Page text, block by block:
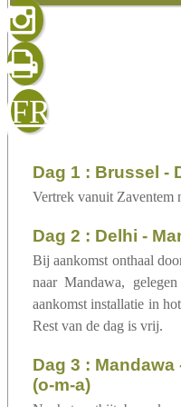
FR
gelezen
sluiten
dag 1 : Brussel -
Vertrek vanuit Zaventem
dag 2 : Delhi -
Bij aankomst onthaal
naar Mandawa,
aankomst installatie in
Rest van de dag is vrij.
dag 3 : Mandawa - Samode - Roopangarh
(o-m-a)